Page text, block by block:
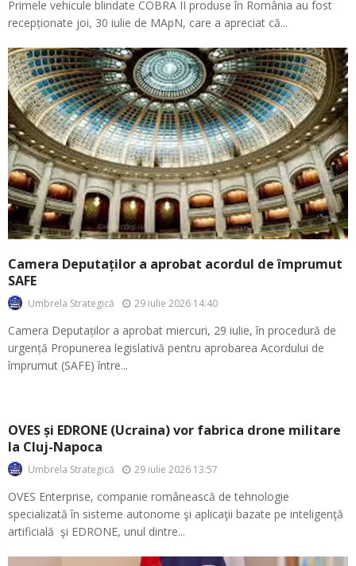
Primele vehicule blindate COBRA II produse în România au fost
recepționate joi, 30 iulie de MApN, care a apreciat că...
Camera Deputaților a aprobat acordul de împrumut
SAFE
Umbrela Strategică 29 iulie 2026 14:40
Camera Deputaților a aprobat miercuri, 29 iulie, în procedură de
urgență Propunerea legislativă pentru aprobarea Acordului de
împrumut (SAFE) între...
OVES și EDRONE (Ucraina) vor fabrica drone militare
la Cluj-Napoca
Umbrela Strategică 29 iulie 2026 13:57
OVES Enterprise, companie românească de tehnologie
specializată în sisteme autonome şi aplicaţii bazate pe inteligenţă
artificială şi EDRONE, unul dintre...